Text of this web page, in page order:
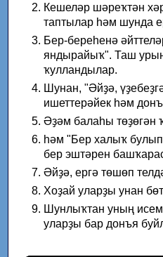
Кешеләр шәреҡтән
таптылар һәм шунда
Бер-береһенә
яндырайыҡ". Таш
ҡулландылар.
Шунан, "Әйҙә,
ишеттерәйек һәм
Әҙәм балаһы төҙөгән
һәм "Бер халыҡ
бер эштәрен
Әйҙә, ергә төшөп
Хоҙай уларҙы унан
Шунлыҡтан уның
уларҙы бар донъя